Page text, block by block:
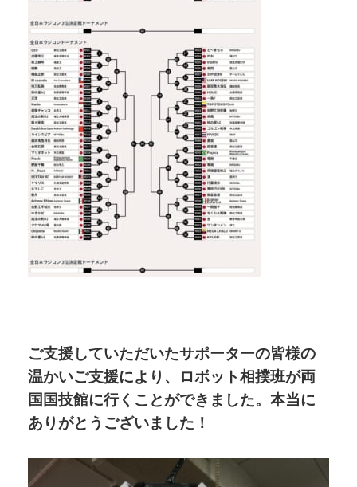
ご支援していただいたサポーターの皆様の
温かいご支援により、ロボット相撲班が両
国国技館に行くことができました。本当に
ありがとうございました！